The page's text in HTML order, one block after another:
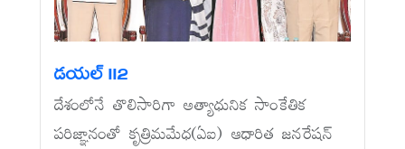
డయల్‌ 112
దేశంలోనే తొలిసారిగా అత్యాధునిక సాంకేతిక
పరిజ్ఞానంతో కృత్రిమమేధ(ఏఐ) ఆధారిత జనరేషన్‌